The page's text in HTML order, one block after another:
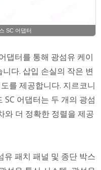
SC 어댑터
댑터를 통해 광섬유 케이
다. 삽입 손실의 작은 변
를 제공합니다. 지르코니
어댑터는 두 개의 광섬
와 더 정확한 정렬을 제공
유 패치 패널 및 종단 박스